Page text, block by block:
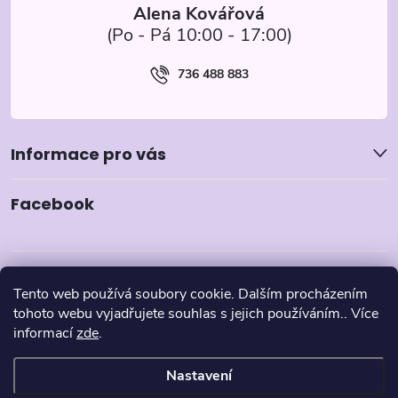
Tento web používá soubory cookie. Dalším procházením
tohoto webu vyjadřujete souhlas s jejich používáním.. Více
informacízde.
Nastavení
Alena Kovářová
736 488 883
Informace pro vás
Facebook